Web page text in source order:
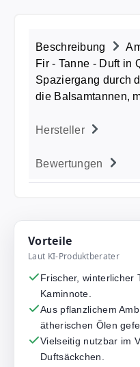
Beschreibung
Fir - Tanne - Duft in
Spaziergang durch
die Balsamtannen,
Hersteller
Bewertungen
Vorteile
Laut KI-Produktberater
Frischer, winterlicher
Kaminnote.
Aus pflanzlichem
ätherischen Ölen
Vielseitig nutzbar im
Duftsäckchen.